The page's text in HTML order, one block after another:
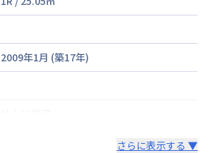
2009年1月 (築17年)
さらに表示する ▼